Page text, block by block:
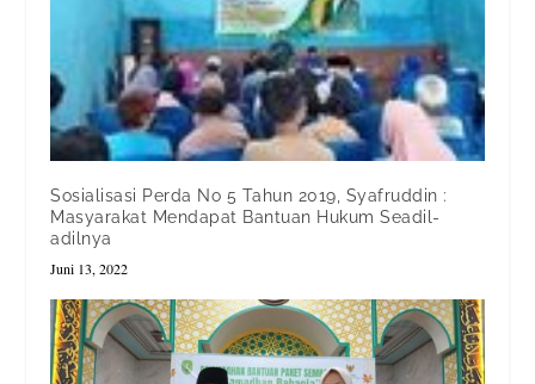
Sosialisasi Perda No 5 Tahun 2019, Syafruddin :
Masyarakat Mendapat Bantuan Hukum Seadil-
adilnya
Juni 13, 2022